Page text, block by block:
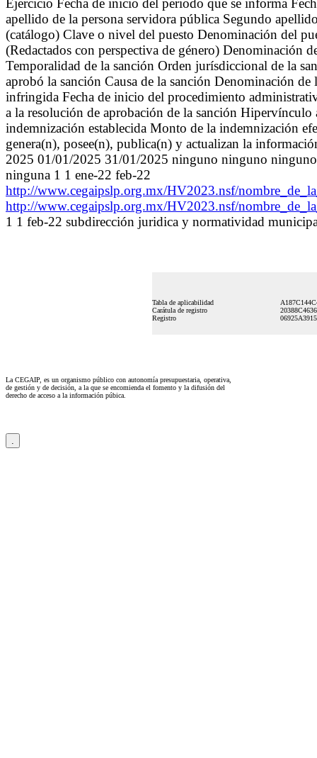
Ejercicio Fecha de inicio del periodo que se informa
apellido de la persona servidora pública Segundo
(catálogo) Clave o nivel del puesto Denominación del
(Redactados con perspectiva de género) Denominación
Temporalidad de la sanción Orden jurísdiccional de la
aprobó la sanción Causa de la sanción Denominación
infringida Fecha de inicio del procedimiento
a la resolución de aprobación de la sanción
indemnización establecida Monto de la indemnización
genera(n), posee(n), publica(n) y actualizan la
2025 01/01/2025 31/01/2025 ninguno ninguno
ninguna 1 1 ene-22 feb-22
http://www.cegaipslp.org.mx/HV2023.nsf/
http://www.cegaipslp.org.mx/HV2023.nsf/
1 1 feb-22 subdirección juridica y normatividad
Tabla de aplicabilidad
Carátula de registro
Registro
La CEGAIP, es un organismo público con autonomía presupuestaria, operativa,
de gestión y de decisión, a la que se encomienda el fomento y la difusión del
derecho de acceso a la información púbica.